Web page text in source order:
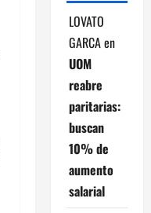
LOVATO
GARCAen
UOM
reabre
paritarias:
buscan
10% de
aumento
salarial